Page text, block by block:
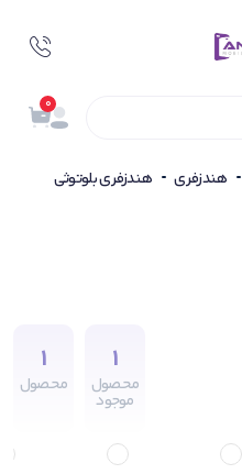
0
هندزفری هندزفری بلوتوثی
1
محصول
موجود
1
محصول